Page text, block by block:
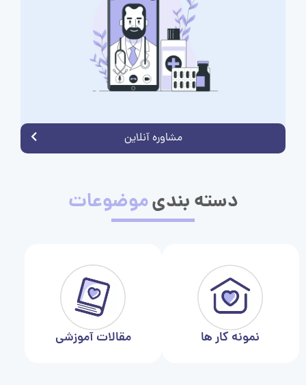
مشاوره آنلاین
دسته بندیموضوعات
نمونه کار ها مقالات آموزشی